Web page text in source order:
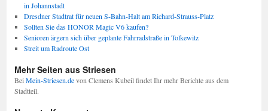
in Johannstadt
Dresdner Stadtrat für neuen S-Bahn-Halt am Richard-Strauss-Platz
Sollten Sie das HONOR Magic V6 kaufen?
Senioren ärgern sich über geplante Fahrradstraße in Tolkewitz
Streit um Radroute Ost
Mehr Seiten aus Striesen
Bei Mein-Striesen.devon Clemens Kubeil findet Ihr mehr Berichte aus dem
Stadtteil.